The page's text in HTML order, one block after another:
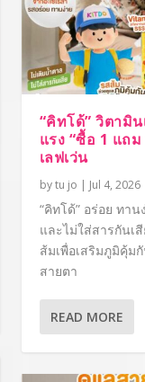
“คิทโด้” วิตามิ
แรง “ซื้อ 1 แถม
เลฟเว่น
bytu jo | Jul 4, 2026
“คิทโด้” อร่อย ทา
และไม่ใส่สารกันเ
ส้มเพื่อเสริมภูมิคุ้ม
สายตา
READ MORE